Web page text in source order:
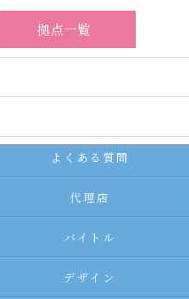
拠点一覧
よくある質問
代理店
バイトル
デザイン